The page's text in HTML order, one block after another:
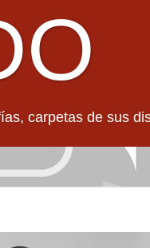
carpetas de sus